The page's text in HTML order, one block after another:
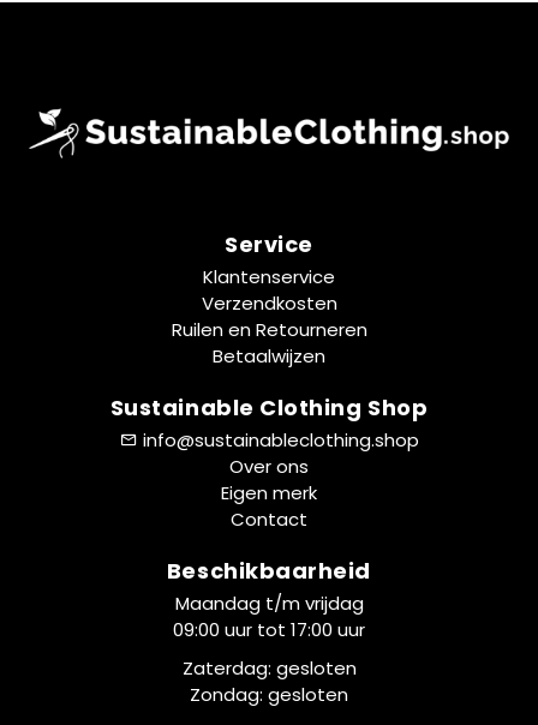
Service
Klantenservice
Verzendkosten
Ruilen en Retourneren
Betaalwijzen
Sustainable Clothing Shop
info@sustainableclothing.shop
Over ons
Eigen merk
Contact
Beschikbaarheid
Maandag t/m vrijdag
09:00 uur tot 17:00 uur
Zaterdag: gesloten
Zondag: gesloten